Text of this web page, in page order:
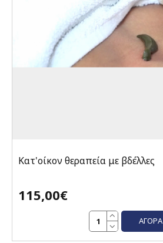
Κατ'οίκον θεραπεία με βδέλλες
115,00€
ΑΓΟΡΆ